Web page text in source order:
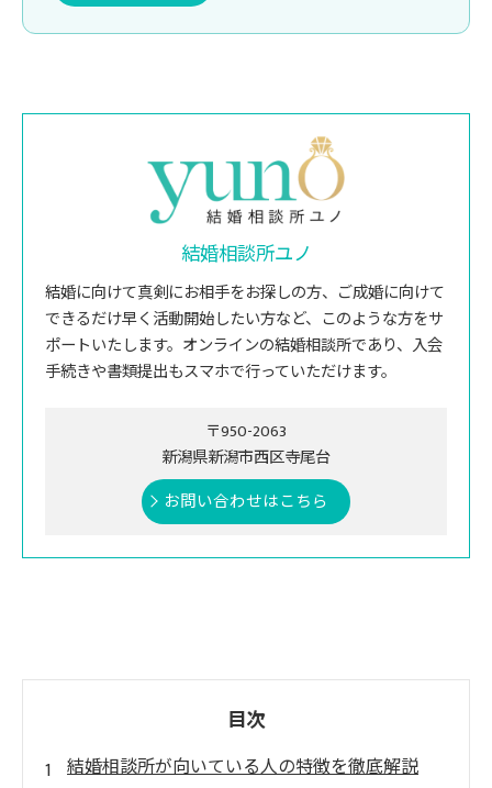
結婚相談所ユノ
結婚に向けて真剣にお相手をお探しの方、ご成婚に向けて
できるだけ早く活動開始したい方など、このような方をサ
ポートいたします。オンラインの結婚相談所であり、入会
手続きや書類提出もスマホで行っていただけます。
〒950-2063
新潟県新潟市西区寺尾台
お問い合わせはこちら
目次
結婚相談所が向いている人の特徴を徹底解説